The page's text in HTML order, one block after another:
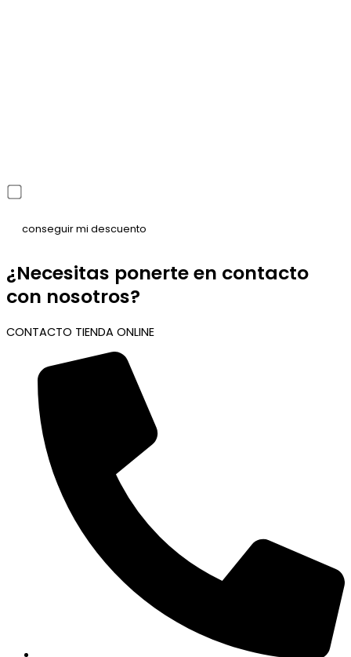
¿Necesitas ponerte en contacto
con nosotros?
CONTACTO TIENDA ONLINE